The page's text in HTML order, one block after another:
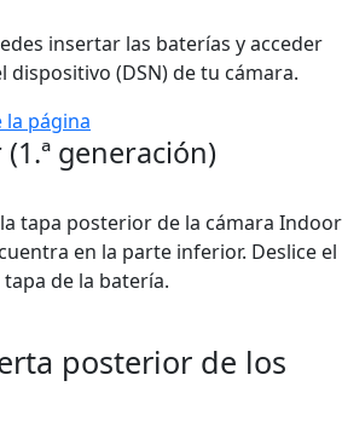
insertar las baterías y acceder
dispositivo (DSN) de tu cámara.
página
generación)
tapa posterior de la cámara Indoor
en la parte inferior. Deslice el
de la batería.
posterior de los